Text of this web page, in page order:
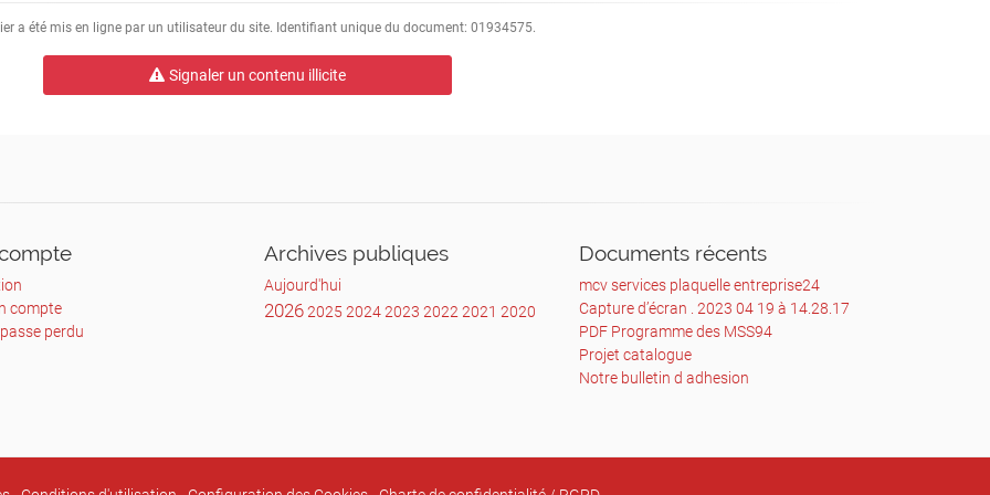
est
augmente,
a été mis en ligne par un utilisateur du site. Identifiant unique du document: 01934575.
Signaler un contenu illicite
compte
perdu
Archives publiques
Aujourd'hui
20262025 20242023 20222021 2020
Documents récents
mcv services plaquelle entreprise24
Capture d’écran . 2023 04 19 à 14.28.17
PDF Programme des MSS94
Projet catalogue
Notre bulletin d adhesion